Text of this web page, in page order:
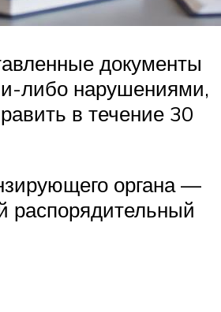
документы
либо нарушениями,
в течение 30
органа —
распорядительный